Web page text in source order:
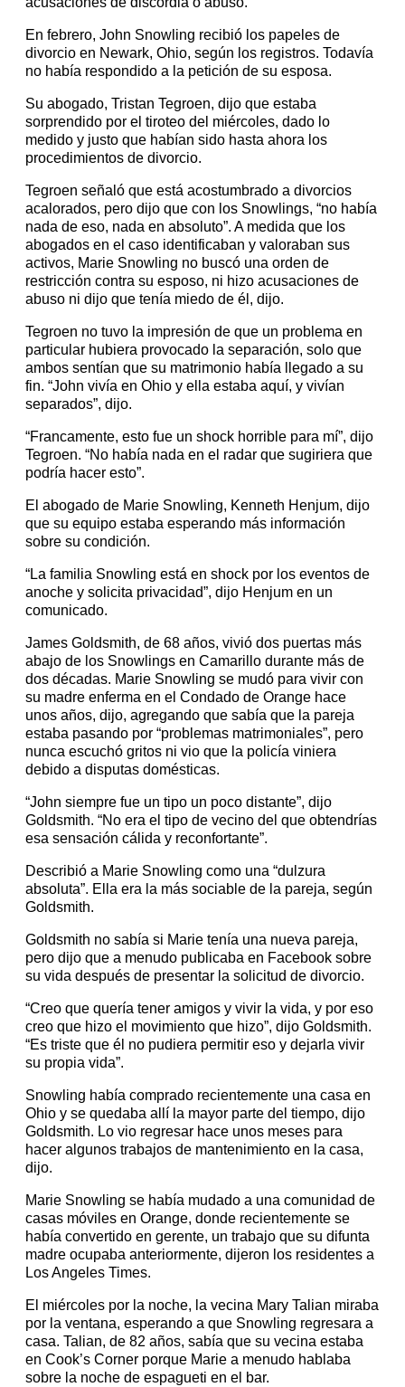
En febrero, John Snowling recibió los papeles de
divorcio en Newark, Ohio, según los registros. Todavía
no había respondido a la petición de su esposa.
Su abogado, Tristan Tegroen, dijo que estaba
sorprendido por el tiroteo del miércoles, dado lo
medido y justo que habían sido hasta ahora los
procedimientos de divorcio.
Tegroen señaló que está acostumbrado a divorcios
acalorados, pero dijo que con los Snowlings, “no había
nada de eso, nada en absoluto”. A medida que los
abogados en el caso identificaban y valoraban sus
activos, Marie Snowling no buscó una orden de
restricción contra su esposo, ni hizo acusaciones de
abuso ni dijo que tenía miedo de él, dijo.
Tegroen no tuvo la impresión de que un problema en
particular hubiera provocado la separación, solo que
ambos sentían que su matrimonio había llegado a su
fin. “John vivía en Ohio y ella estaba aquí, y vivían
separados”, dijo.
“Francamente, esto fue un shock horrible para mí”, dijo
Tegroen. “No había nada en el radar que sugiriera que
podría hacer esto”.
El abogado de Marie Snowling, Kenneth Henjum, dijo
que su equipo estaba esperando más información
sobre su condición.
“La familia Snowling está en shock por los eventos de
anoche y solicita privacidad”, dijo Henjum en un
comunicado.
James Goldsmith, de 68 años, vivió dos puertas más
abajo de los Snowlings en Camarillo durante más de
dos décadas. Marie Snowling se mudó para vivir con
su madre enferma en el Condado de Orange hace
unos años, dijo, agregando que sabía que la pareja
estaba pasando por “problemas matrimoniales”, pero
nunca escuchó gritos ni vio que la policía viniera
debido a disputas domésticas.
“John siempre fue un tipo un poco distante”, dijo
Goldsmith. “No era el tipo de vecino del que obtendrías
esa sensación cálida y reconfortante”.
Describió a Marie Snowling como una “dulzura
absoluta”. Ella era la más sociable de la pareja, según
Goldsmith.
Goldsmith no sabía si Marie tenía una nueva pareja,
pero dijo que a menudo publicaba en Facebook sobre
su vida después de presentar la solicitud de divorcio.
“Creo que quería tener amigos y vivir la vida, y por eso
creo que hizo el movimiento que hizo”, dijo Goldsmith.
“Es triste que él no pudiera permitir eso y dejarla vivir
su propia vida”.
Snowling había comprado recientemente una casa en
Ohio y se quedaba allí la mayor parte del tiempo, dijo
Goldsmith. Lo vio regresar hace unos meses para
hacer algunos trabajos de mantenimiento en la casa,
dijo.
Marie Snowling se había mudado a una comunidad de
casas móviles en Orange, donde recientemente se
había convertido en gerente, un trabajo que su difunta
madre ocupaba anteriormente, dijeron los residentes a
Los Angeles Times.
El miércoles por la noche, la vecina Mary Talian miraba
por la ventana, esperando a que Snowling regresara a
casa. Talian, de 82 años, sabía que su vecina estaba
en Cook’s Corner porque Marie a menudo hablaba
sobre la noche de espagueti en el bar.